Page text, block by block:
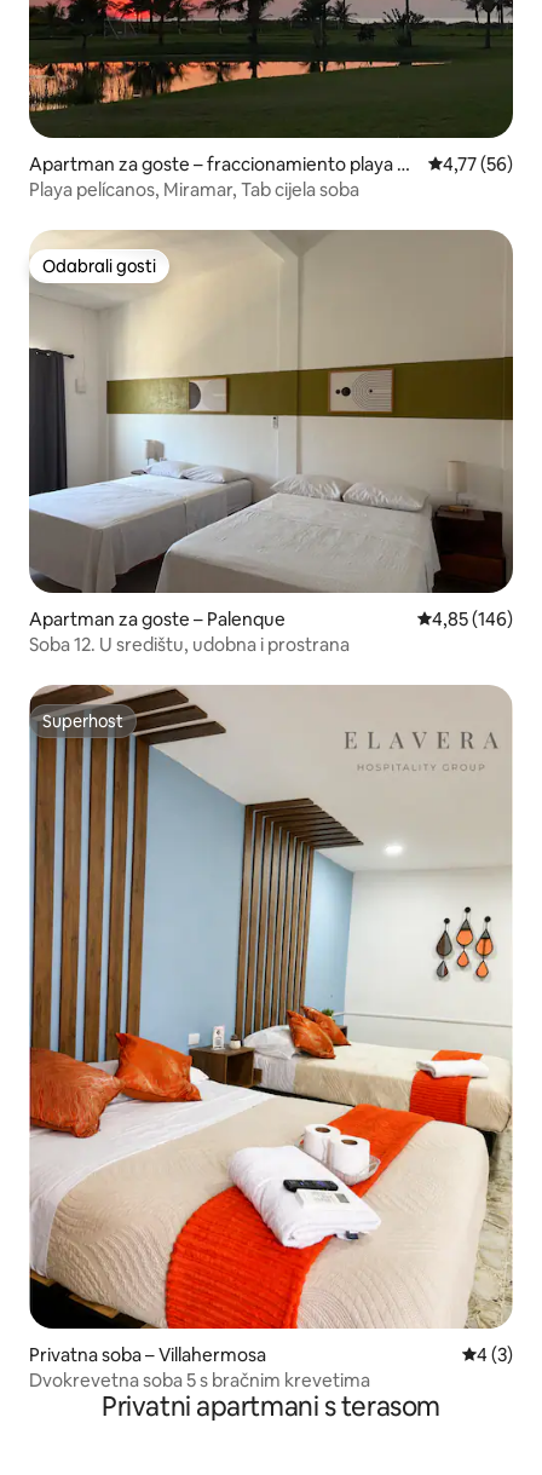
Apartman za goste – fraccionamiento playa pe
licanos
Prosječna
4,77 (56)
Playa pelícanos, Miramar, Tab cijela soba
Odabrali gosti
Odabrali gosti
Apartman za goste – Palenque Prosječna
4,85 (146)
Soba 12. U središtu, udobna i prostrana
Superhost
Superhost
Privatna soba – Villahermosa
4 (3)
Dvokrevetna soba 5 s bračnim krevetima
Privatni apartmani s terasom